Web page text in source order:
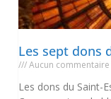
Les sept dons
Aucun commentaire
Les dons du Saint-